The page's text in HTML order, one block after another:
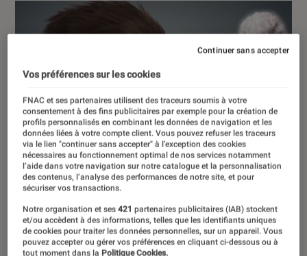
Vos préférences sur les cookies
FNAC et ses partenaires utilisent des traceurs soumis à votre
consentement à des fins publicitaires par exemple pour la création de
profils personnalisés en combinant les données de navigation et les
données liées à votre compte client. Vous pouvez refuser les traceurs
via le lien "continuer sans accepter" à l’exception des cookies
nécessaires au fonctionnement optimal de nos services notamment
l’aide dans votre navigation sur notre catalogue et la personnalisation
des contenus, l’analyse des performances de notre site, et pour
sécuriser vos transactions.
Notre organisation et ses421 partenaires publicitaires (IAB) stockent
et/ou accèdent à des informations, telles que les identifiants uniques
de cookies pour traiter les données personnelles, sur un appareil. Vous
pouvez accepter ou gérer vos préférences en cliquant ci-dessous ou à
tout moment dans la Politique Cookies.
Continuer sans accepter